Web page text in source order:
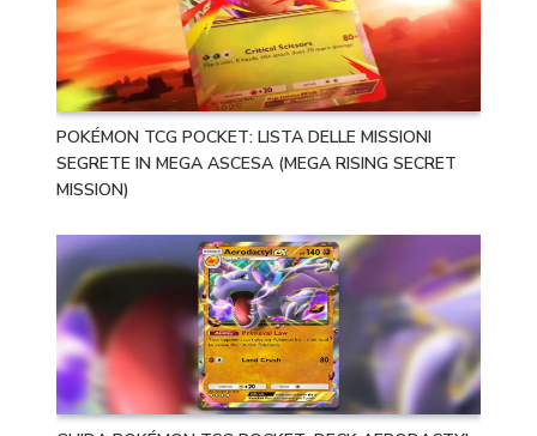
POKÉMON TCG POCKET: LISTA DELLE MISSIONI
SEGRETE IN MEGA ASCESA (MEGA RISING SECRET
MISSION)